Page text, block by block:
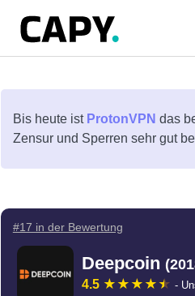
Bis heute ist ProtonVPN das
Zensur und Sperren sehr gut
#17 in der Bewertung
Deepcoin
4.5 -